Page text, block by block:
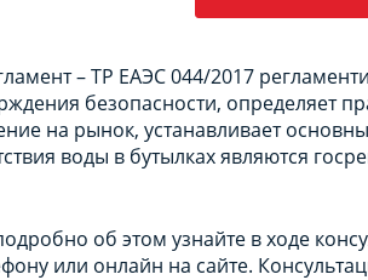
– ТР ЕАЭС 044/2017
безопасности, определяет
на рынок, устанавливает
воды в бутылках являются
об этом узнайте в ходе
или онлайн на сайте.